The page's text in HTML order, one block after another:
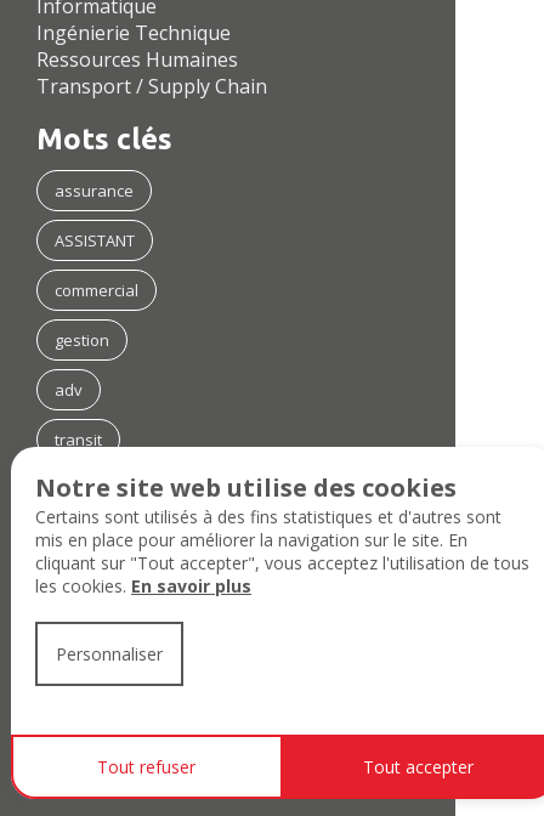
Notre site web utilise des cookies
Certains sont utilisés à des fins statistiques et d'autres sont
mis en place pour améliorer la navigation sur le site. En
cliquant sur "Tout accepter", vous acceptez l'utilisation de tous
les cookies. En savoir plus
Personnaliser
Tout refuser Tout accepter
Informatique
Ingénierie Technique
Ressources Humaines
Transport / Supply Chain
Mots clés
assurance
ASSISTANT
commercial
gestion
adv
transit
transport
maintenance
anglais
Liens utiles
Plan du site
Protection des données personnelles
Gestion des cookies
Contacter le webmaster